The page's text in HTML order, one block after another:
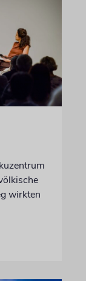
wirkten